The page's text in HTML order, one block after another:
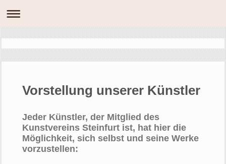
Vorstellung unserer Künstler
Jeder Künstler, der Mitglied des
Kunstvereins Steinfurt ist, hat hier die
Möglichkeit, sich selbst und seine Werke
vorzustellen: